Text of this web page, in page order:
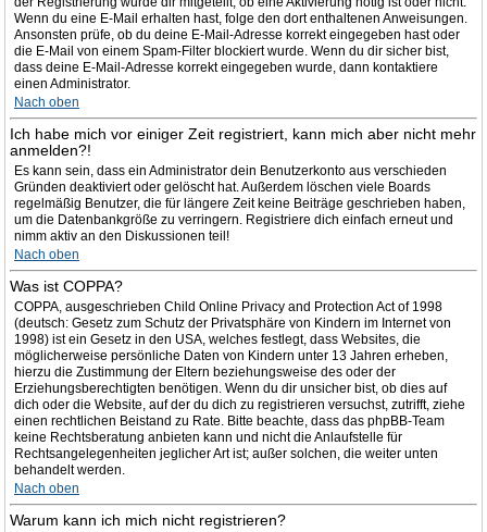
Wenn du eine E-Mail erhalten hast, folge den dort enthaltenen Anweisungen.
Ansonsten prüfe, ob du deine E-Mail-Adresse korrekt eingegeben hast oder
die E-Mail von einem Spam-Filter blockiert wurde. Wenn du dir sicher bist,
dass deine E-Mail-Adresse korrekt eingegeben wurde, dann kontaktiere
einen Administrator.
Nach oben
Ich habe mich vor einiger Zeit registriert, kann mich aber nicht mehr
anmelden?!
Es kann sein, dass ein Administrator dein Benutzerkonto aus verschieden
Gründen deaktiviert oder gelöscht hat. Außerdem löschen viele Boards
regelmäßig Benutzer, die für längere Zeit keine Beiträge geschrieben haben,
um die Datenbankgröße zu verringern. Registriere dich einfach erneut und
nimm aktiv an den Diskussionen teil!
Nach oben
Was ist COPPA?
COPPA, ausgeschrieben Child Online Privacy and Protection Act of 1998
(deutsch: Gesetz zum Schutz der Privatsphäre von Kindern im Internet von
1998) ist ein Gesetz in den USA, welches festlegt, dass Websites, die
möglicherweise persönliche Daten von Kindern unter 13 Jahren erheben,
hierzu die Zustimmung der Eltern beziehungsweise des oder der
Erziehungsberechtigten benötigen. Wenn du dir unsicher bist, ob dies auf
dich oder die Website, auf der du dich zu registrieren versuchst, zutrifft, ziehe
einen rechtlichen Beistand zu Rate. Bitte beachte, dass das phpBB-Team
keine Rechtsberatung anbieten kann und nicht die Anlaufstelle für
Rechtsangelegenheiten jeglicher Art ist; außer solchen, die weiter unten
behandelt werden.
Nach oben
Warum kann ich mich nicht registrieren?